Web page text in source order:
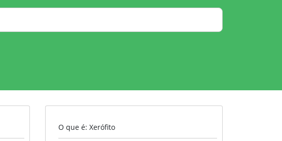
O que é: Xerófito